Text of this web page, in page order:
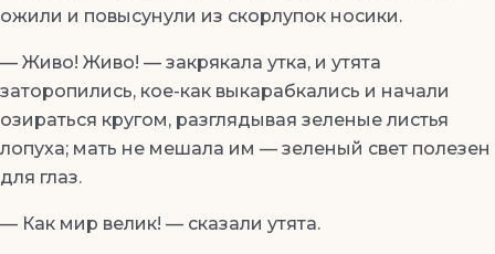
ожили и повысунули из скорлупок носики.
— Живо! Живо! — закрякала утка, и утята
заторопились, кое-как выкарабкались и начали
озираться кругом, разглядывая зеленые листья
лопуха; мать не мешала им — зеленый свет полезен
для глаз.
— Как мир велик! — сказали утята.